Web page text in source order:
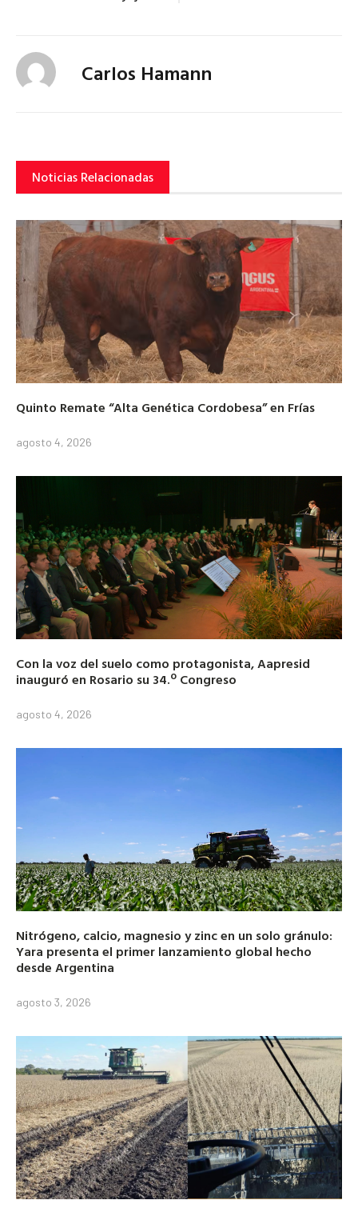
Carlos Hamann
Noticias Relacionadas
Quinto Remate “Alta Genética Cordobesa” en Frías
agosto 4, 2026
Con la voz del suelo como protagonista, Aapresid
inauguró en Rosario su 34.º Congreso
agosto 4, 2026
Nitrógeno, calcio, magnesio y zinc en un solo gránulo:
Yara presenta el primer lanzamiento global hecho
desde Argentina
agosto 3, 2026